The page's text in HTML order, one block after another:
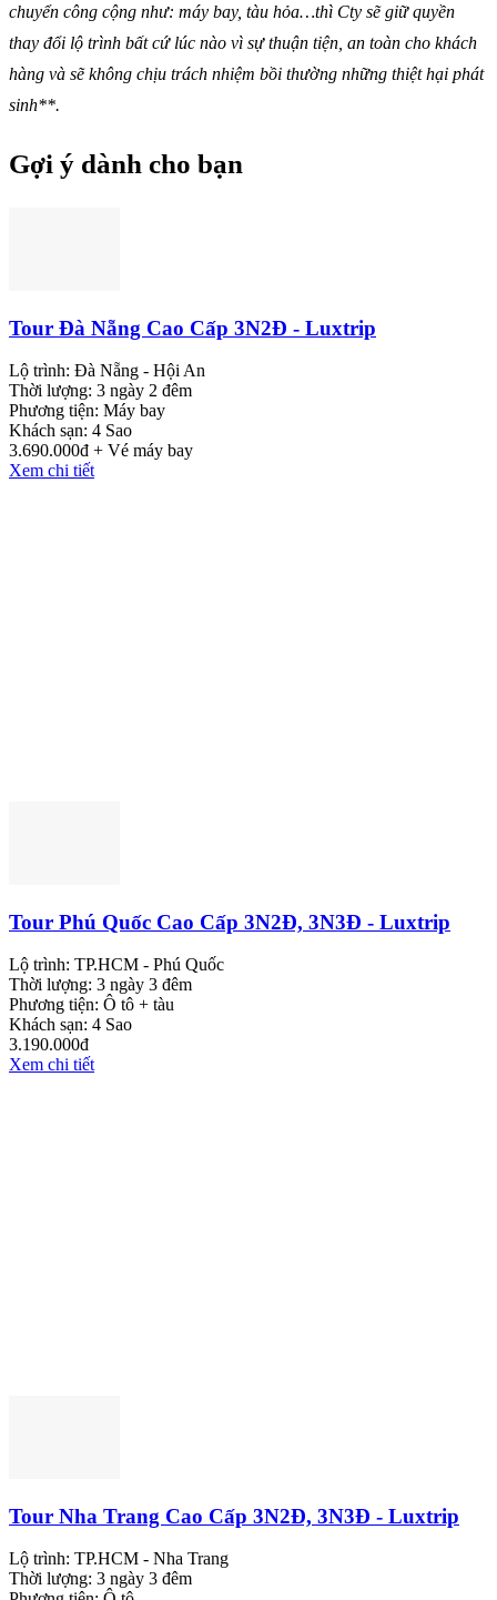
chuyển công cộng như: máy bay, tàu hỏa…thì Cty sẽ giữ quyền
thay đổi lộ trình bất cứ lúc nào vì sự thuận tiện, an toàn cho khách
hàng và sẽ không chịu trách nhiệm bồi thường những thiệt hại phát
sinh**.
Gợi ý dành cho bạn
Tour Đà Nẵng Cao Cấp 3N2Đ - Luxtrip
Lộ trình: Đà Nẵng - Hội An
Thời lượng: 3 ngày 2 đêm
Phương tiện: Máy bay
Khách sạn: 4 Sao
3.690.000đ + Vé máy bay
Xem chi tiết
Tour Phú Quốc Cao Cấp 3N2Đ, 3N3Đ - Luxtrip
Lộ trình: TP.HCM - Phú Quốc
Thời lượng: 3 ngày 3 đêm
Phương tiện: Ô tô + tàu
Khách sạn: 4 Sao
3.190.000đ
Xem chi tiết
Tour Nha Trang Cao Cấp 3N2Đ, 3N3Đ - Luxtrip
Lộ trình: TP.HCM - Nha Trang
Thời lượng: 3 ngày 3 đêm